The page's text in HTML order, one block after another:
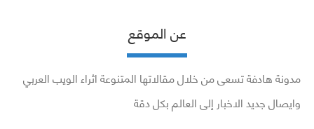
عن الموقع
مدونة هادفة تسعى من خلال مقالاتها المتنوعة اثراء الويب العربي
وايصال جديد الاخبار إلى العالم بكل دقة